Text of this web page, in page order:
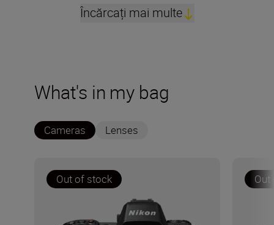
Încărcați mai multe
What's in my bag
Cameras Lenses
Out of stock